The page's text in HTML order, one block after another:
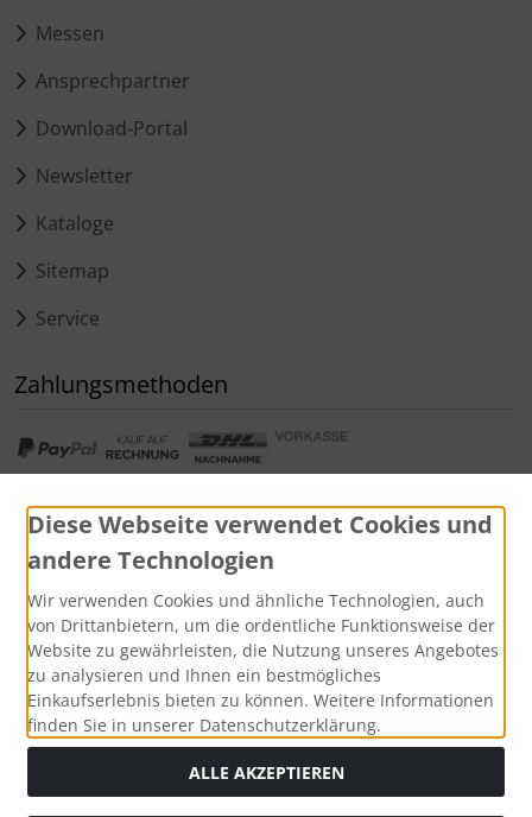
Messen
Ansprechpartner
Download-Portal
Newsletter
Kataloge
Sitemap
Service
Zahlungsmethoden
Diese Webseite verwendet Cookies und
andere Technologien
Wir verwenden Cookies und ähnliche Technologien, auch
von Drittanbietern, um die ordentliche Funktionsweise der
Website zu gewährleisten, die Nutzung unseres Angebotes
zu analysieren und Ihnen ein bestmögliches
Einkaufserlebnis bieten zu können. Weitere Informationen
finden Sie in unserer Datenschutzerklärung.
ALLE AKZEPTIEREN